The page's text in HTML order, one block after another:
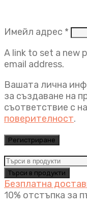
Имейл адрес *
A link to set a new
email address.
Вашата лична
за създаване на
съответствие с
поверителност.
Регистриране
Безплатна
10% отстъпка за